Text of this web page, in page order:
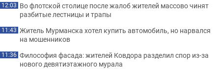
12:03 Во флотской столице после жалоб жителей массово чинят
разбитые лестницы и трапы
11:43 Житель Мурманска хотел купить автомобиль, но нарвался
на мошенников
11:36 Философия фасада: жителей Ковдора разделил спор из-за
нового девятиэтажного мурала